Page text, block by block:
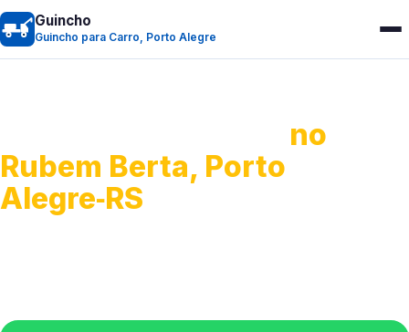
Guincho
Guincho para Carro, Porto Alegre
no
Rubem Berta, Porto
Alegre‑RS